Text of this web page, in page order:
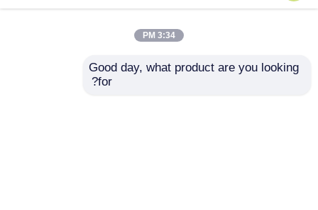
3:34 PM
Good day, what product are you looking
for?